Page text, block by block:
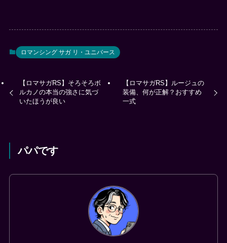
ロマンシング サガ リ・ユニバース
【ロマサガRS】そろそろボ
ルカノの本当の強さに気づ
いたほうが良い
【ロマサガRS】ルージュの
装備、何が正解？おすすめ
一式
パパです